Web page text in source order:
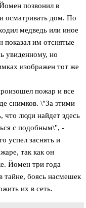
позвонил в
осматривать дом. По
медведь или иное
показал им отснятые
увиденному, но
изображен тот же
пожар и все
снимков. \"За этими
что люди найдет здесь
с подобным\", -
успел заснять и
так как он
Йомен три года
тайне, боясь насмешек
их в сеть.